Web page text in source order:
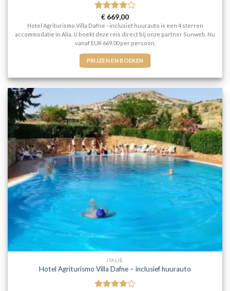
Gewaardeerd
4uit 5
€ 669,00
Hotel Agriturismo Villa Dafne - inclusief huurauto is een 4 sterren
accommodatie in Alia. U boekt deze reis direct bij onze partner Sunweb. Nu
vanaf EUR 669.00 per persoon.
PRIJZEN EN BOEKEN
ITALIË
Hotel Agriturismo Villa Dafne – inclusief huurauto